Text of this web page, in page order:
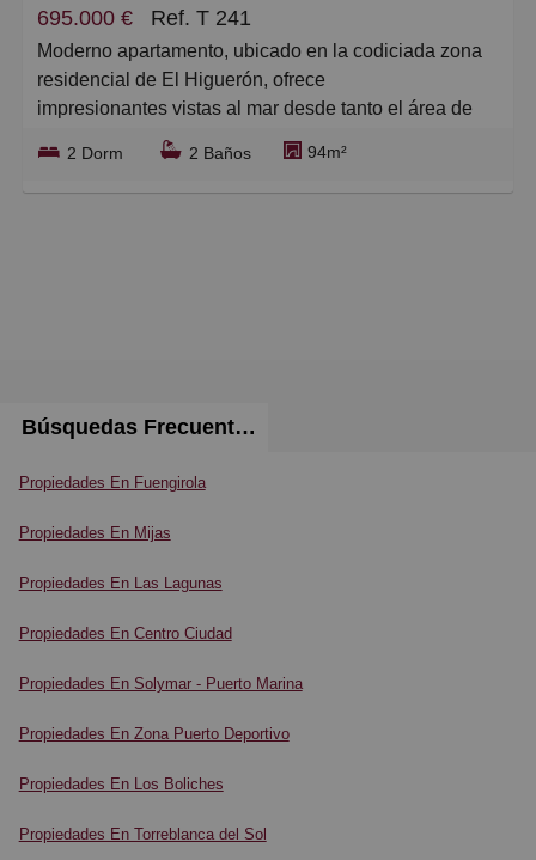
695.000 €
Ref. T 241
Moderno apartamento, ubicado en la codiciada zona
residencial de El Higuerón, ofrece
impresionantes vistas al mar desde tanto el área de
estar como el dormitorio principal.
Idealmente situado a poca distancia a pie de la playa,
la estación de tren, un hotel de 5
espectaculares vistas al mar. También hay un
independiente para mayor comodidad.
subterráneo y un trastero. Los
que incluyen dos piscinas.
2 Dorm 2 Baños 94m²
Búsquedas Frecuentes
Propiedades En Fuengirola
Propiedades En Mijas
Propiedades En Las Lagunas
Propiedades En Centro Ciudad
Propiedades En Solymar - Puerto Marina
Propiedades En Zona Puerto Deportivo
Propiedades En Los Boliches
Propiedades En Torreblanca del Sol